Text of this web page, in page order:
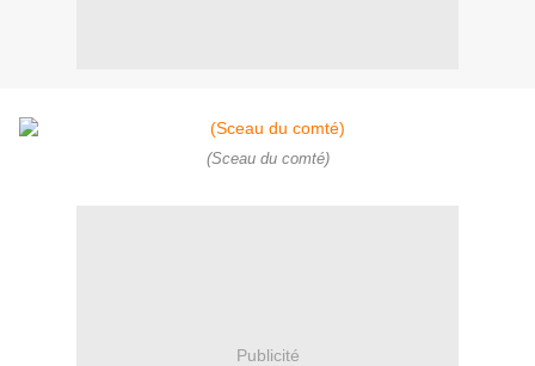
(Sceau du comté)
Publicité